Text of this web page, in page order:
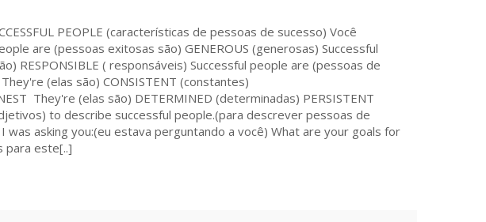
PEOPLE (características de pessoas de sucesso) Você
are (pessoas exitosas são) GENEROUS (generosas) Successful
RESPONSIBLE ( responsáveis) Successful people are (pessoas de
(elas são) CONSISTENT (constantes)
They're (elas são) DETERMINED (determinadas) PERSISTENT
to describe successful people.(para descrever pessoas de
was asking you:(eu estava perguntando a você) What are your goals for
para este[..]